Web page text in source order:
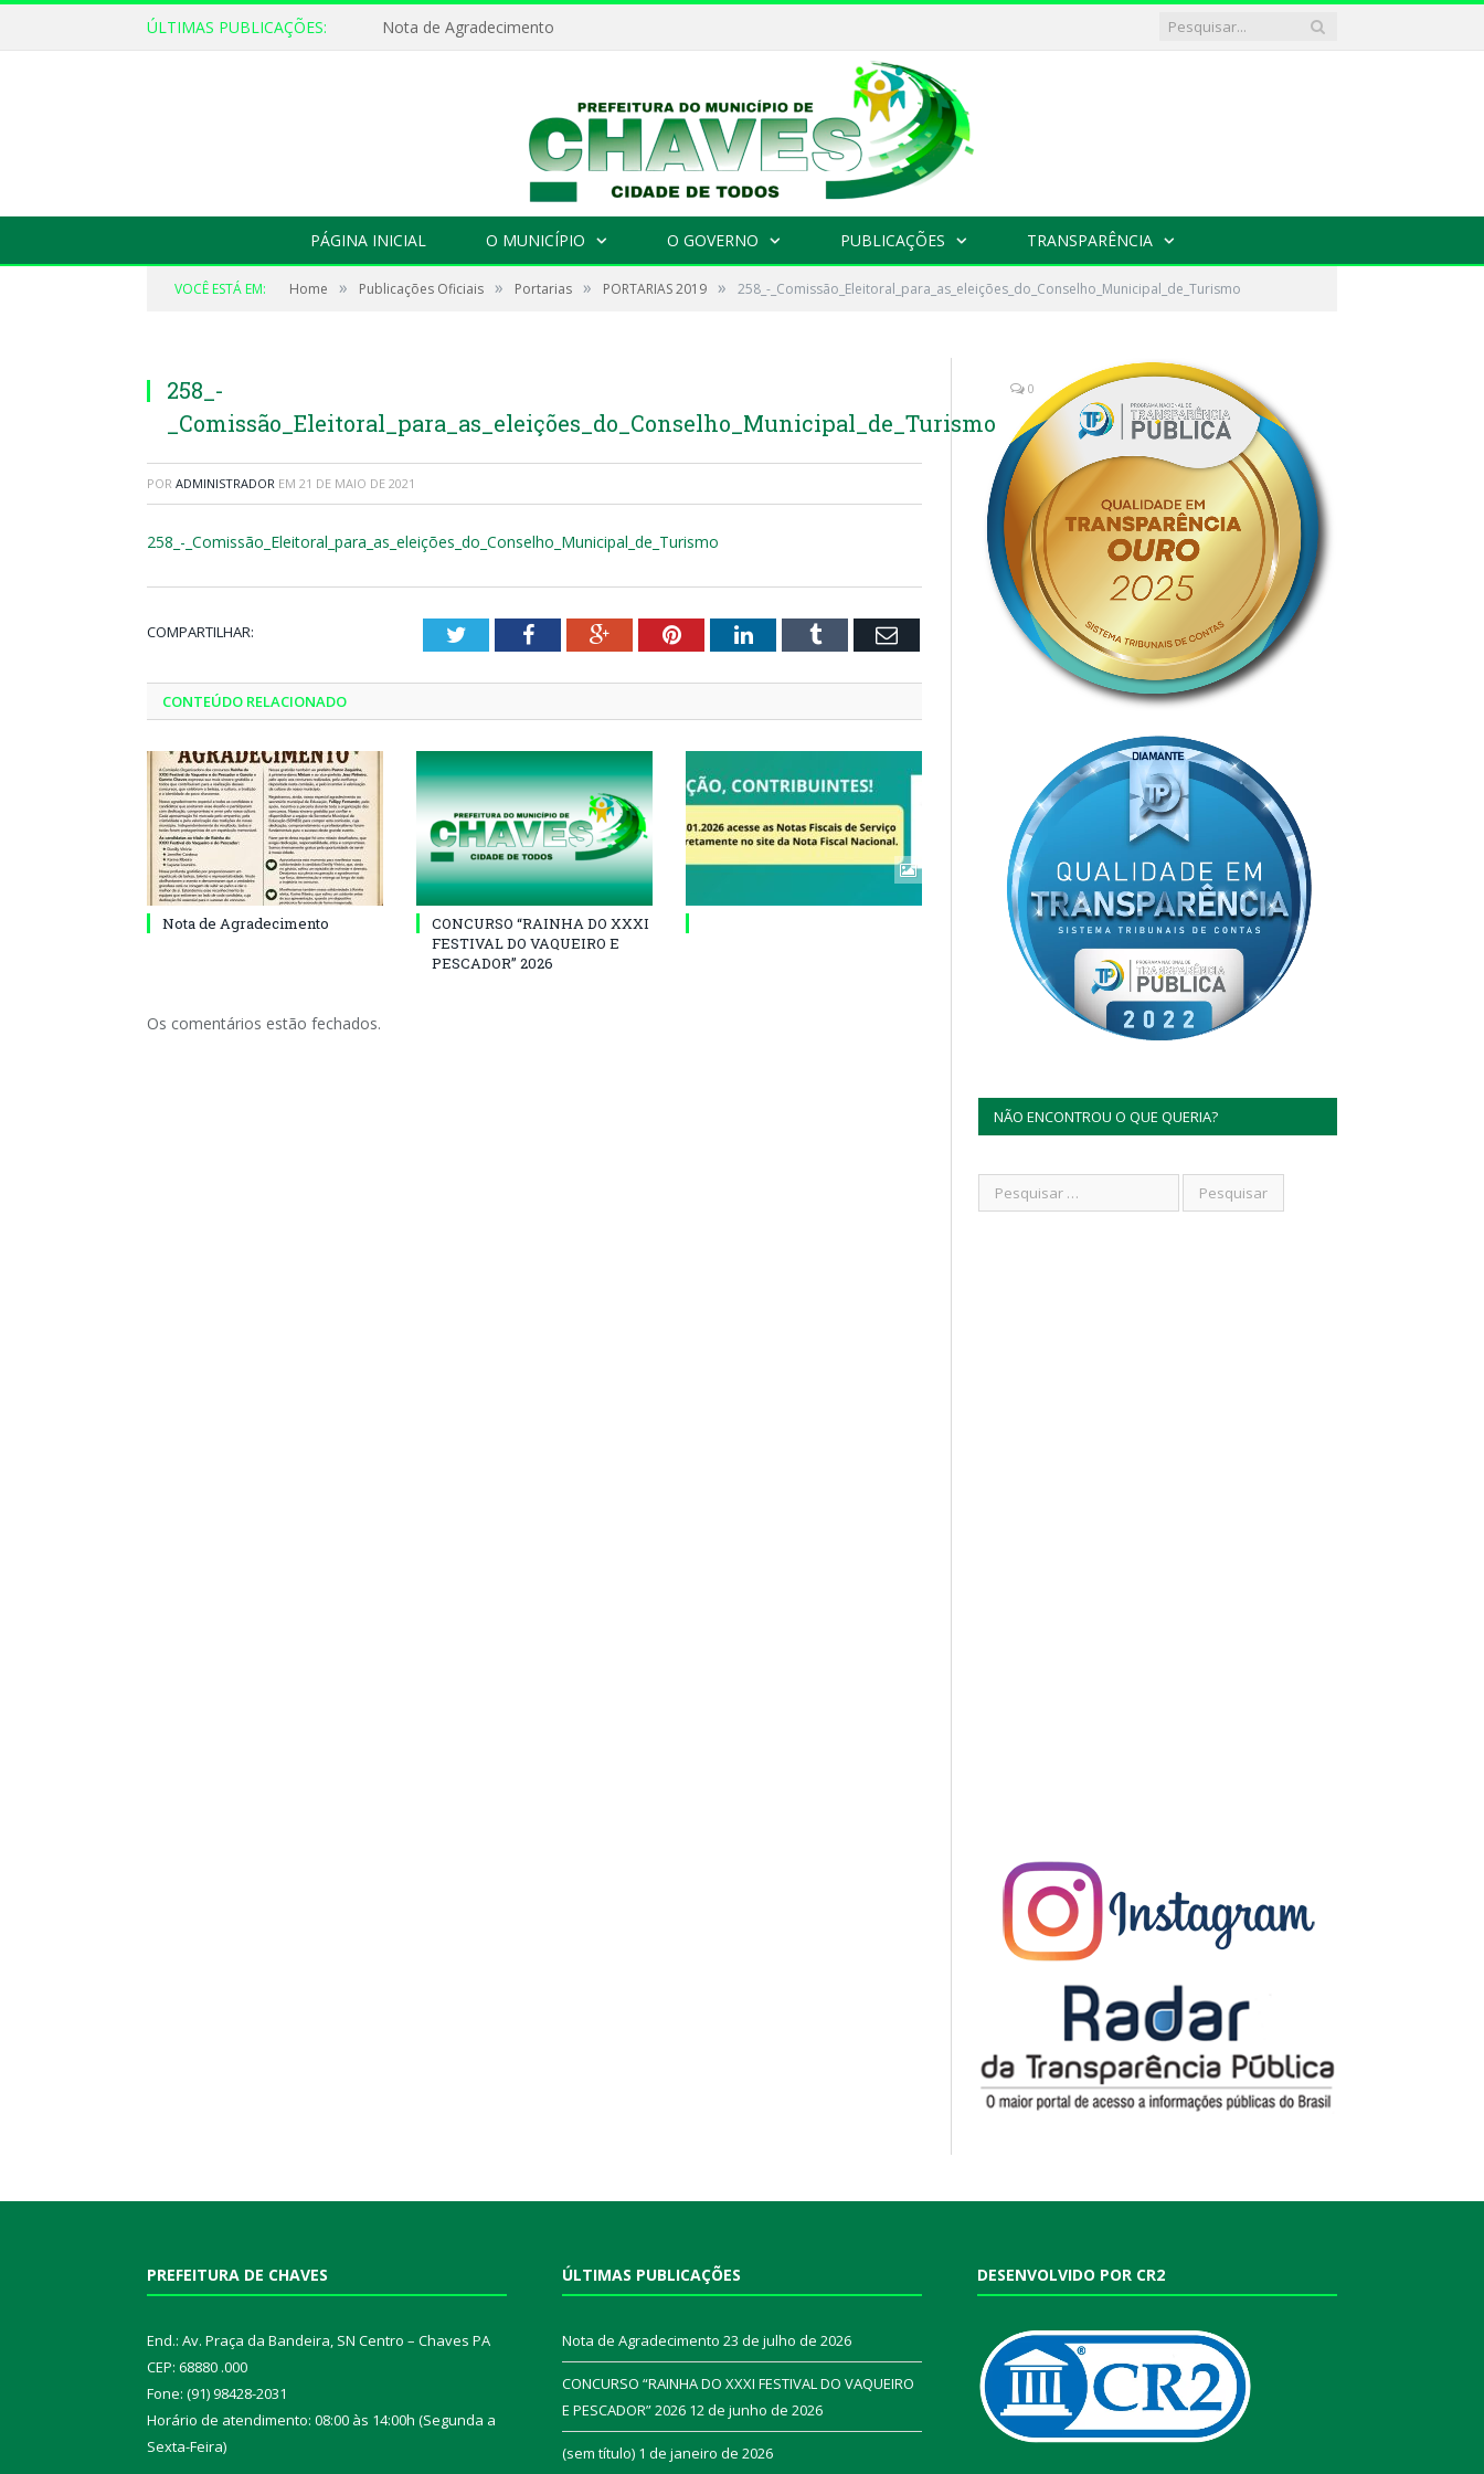
ÚLTIMAS PUBLICAÇÕES: Nota de Agradecimento
PÁGINA INICIAL O MUNICÍPIO O GOVERNO PUBLICAÇÕES TRANSPARÊNCIA
VOCÊ ESTÁ EM: Home » Publicações Oficiais » Portarias » PORTARIAS 2019 » 258_-_Comissão_Eleitoral_para_as_eleições_do_Conselho_Municipal_de_Turismo
258_-
_Comissão_Eleitoral_para_as_eleições_do_Conselho_Municipal_de_Turismo
0
POR ADMINISTRADOR EM 21 DE MAIO DE 2021
258_-_Comissão_Eleitoral_para_as_eleições_do_Conselho_Municipal_de_Turismo
COMPARTILHAR: TwitterFacebookGoogle+PinterestLinkedInTumblr Email
CONTEÚDO RELACIONADO
Nota de Agradecimento
CONCURSO “RAINHA DO XXXI
FESTIVAL DO VAQUEIRO E
PESCADOR” 2026
Os comentários estão fechados.
NÃO ENCONTROU O QUE QUERIA?
PREFEITURA DE CHAVES
End.: Av. Praça da Bandeira, SN Centro – Chaves PA
CEP: 68880 .000
Fone: (91) 98428-2031
Horário de atendimento: 08:00 às 14:00h (Segunda a
Sexta-Feira)
ÚLTIMAS PUBLICAÇÕES
Nota de Agradecimento 23 de julho de 2026
CONCURSO “RAINHA DO XXXI FESTIVAL DO VAQUEIRO
E PESCADOR” 2026 12 de junho de 2026
(sem título) 1 de janeiro de 2026
DESENVOLVIDO POR CR2